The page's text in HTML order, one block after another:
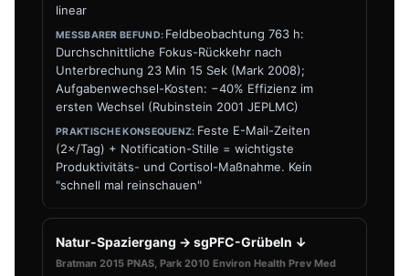
linear
Feldbeobachtung 763 h:
Durchschnittliche Fokus-Rückkehr nach
Unterbrechung 23 Min 15 Sek (Mark 2008);
Aufgabenwechsel-Kosten: −40% Effizienz im
ersten Wechsel (Rubinstein 2001 JEPLMC)
Feste E-Mail-Zeiten
(2×/Tag) + Notification-Stille = wichtigste
Produktivitäts- und Cortisol-Maßnahme. Kein
"schnell mal reinschauen"
Natur-Spaziergang → sgPFC-Grübeln ↓
Bratman 2015 PNAS, Park 2010 Environ Health Prev Med